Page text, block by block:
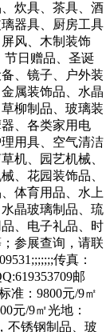
炊具、茶具、酒
器具、厨房工具
风、木制装饰
节日赠品、圣诞
、镜子、户外装
属装饰品、水晶
柳制品、玻璃装
、各类家用电
用具、空气清洁
机、园艺机械、
、花园装饰品、
体育用品、水上
晶玻璃制品、琉
、电子礼品、时
参展查询，请联
传真：
邮
准：9800元/9㎡
元/9㎡光地：
不锈钢制品、玻